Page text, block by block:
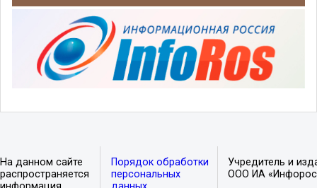
На данном сайте
распространяется
Порядок обработки
персональных
Учредитель и
ООО ИА